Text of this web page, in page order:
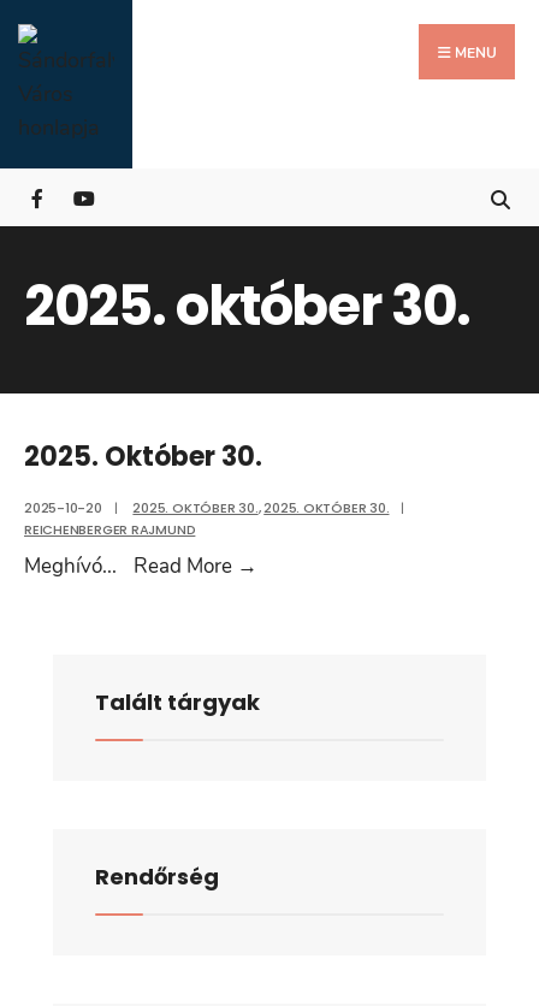
Skip
to
content
MENU
2025. október 30.
2025. Október 30.
2025-10-20 | 2025. OKTÓBER 30.,2025. OKTÓBER 30.
|
REICHENBERGER RAJMUND
Meghívó... Read More →
Talált tárgyak
Rendőrség
for:
Close